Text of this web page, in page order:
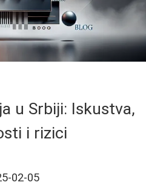
u Srbiji: Iskustva,
i rizici
02-05